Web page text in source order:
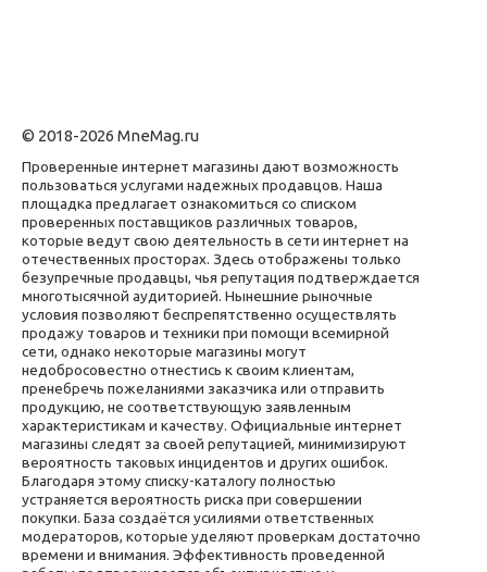
© 2018-2026 MneMag.ru
Проверенные интернет магазины дают возможность
пользоваться услугами надежных продавцов. Наша
площадка предлагает ознакомиться со списком
проверенных поставщиков различных товаров,
которые ведут свою деятельность в сети интернет на
отечественных просторах. Здесь отображены только
безупречные продавцы, чья репутация подтверждается
многотысячной аудиторией. Нынешние рыночные
условия позволяют беспрепятственно осуществлять
продажу товаров и техники при помощи всемирной
сети, однако некоторые магазины могут
недобросовестно отнестись к своим клиентам,
пренебречь пожеланиями заказчика или отправить
продукцию, не соответствующую заявленным
характеристикам и качеству. Официальные интернет
магазины следят за своей репутацией, минимизируют
вероятность таковых инцидентов и других ошибок.
Благодаря этому списку-каталогу полностью
устраняется вероятность риска при совершении
покупки. База создаётся усилиями ответственных
модераторов, которые уделяют проверкам достаточно
времени и внимания. Эффективность проведенной